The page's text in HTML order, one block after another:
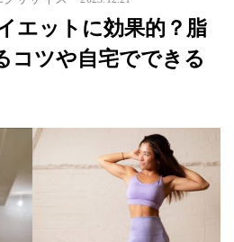
エットに効果的？脂
コツや自宅でできる